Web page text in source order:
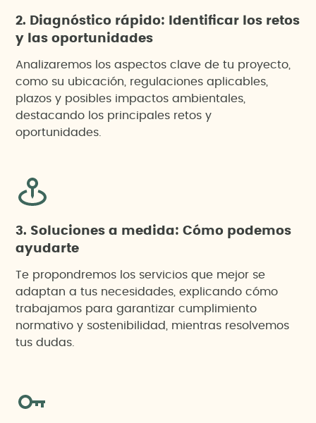
2. Diagnóstico rápido: Identificar los retos
y las oportunidades
Analizaremos los aspectos clave de tu proyecto,
como su ubicación, regulaciones aplicables,
plazos y posibles impactos ambientales,
destacando los principales retos y
oportunidades.
3. Soluciones a medida: Cómo podemos
ayudarte
Te propondremos los servicios que mejor se
adaptan a tus necesidades, explicando cómo
trabajamos para garantizar cumplimiento
normativo y sostenibilidad, mientras resolvemos
tus dudas.